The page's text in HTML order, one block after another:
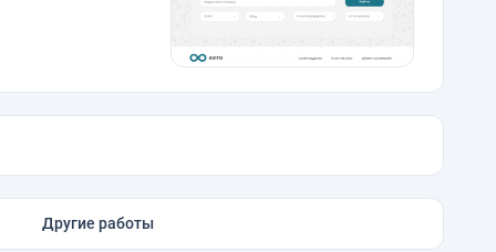
Другие работы